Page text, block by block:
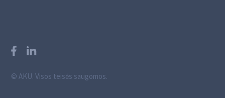
© AKU. Visos teisės saugomos.